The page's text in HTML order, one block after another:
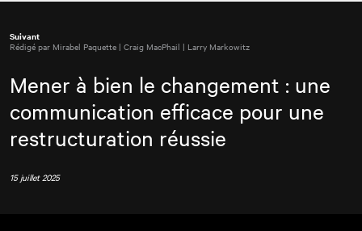
Suivant
Rédigé par Mirabel Paquette | Craig MacPhail | Larry Markowitz
Mener à bien le changement : une
communication efficace pour une
restructuration réussie
15 juillet 2025